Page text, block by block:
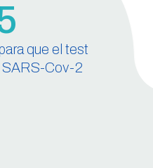
que el test
SARS-Cov-2